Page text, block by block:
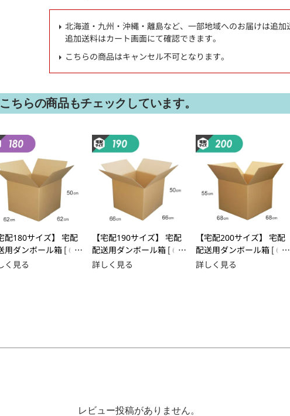
北海道・九州・沖縄・離島など、一部地域へのお届けは追加
追加送料はカート画面にて確認できます。
こちらの商品はキャンセル不可となります。
ちらの商品もチェックしています。
配180サイズ】 宅配
用ダンボール箱 [ 62
]
く見る
【宅配190サイズ】 宅配
配送用ダンボール箱 [ 66
×66×50cm ]
詳しく見る
【宅配200サイズ】 宅配
配送用ダンボール箱 [ 68
×68×55cm ]
詳しく見る
レビュー投稿がありません。